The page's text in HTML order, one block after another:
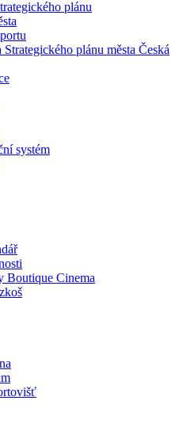
plánu
plánu města Česká
systém
Cinema